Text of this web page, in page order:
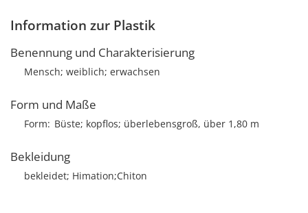
Information zur Plastik
Benennung und Charakterisierung
Mensch; weiblich; erwachsen
Form und Maße
Form Büste; kopflos; überlebensgroß, über 1,80 m
Bekleidung
bekleidet; Himation;Chiton